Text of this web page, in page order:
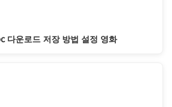
다운로드 저장 방법 설정 영화